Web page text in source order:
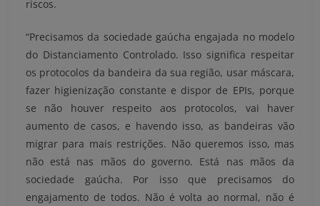
riscos.
“Precisamos da sociedade gaúcha engajada no modelo
do Distanciamento Controlado. Isso significa respeitar
os protocolos da bandeira da sua região, usar máscara,
fazer higienização constante e dispor de EPIs, porque
se não houver respeito aos protocolos, vai haver
aumento de casos, e havendo isso, as bandeiras vão
migrar para mais restrições. Não queremos isso, mas
não está nas mãos do governo. Está nas mãos da
sociedade gaúcha. Por isso que precisamos do
engajamento de todos. Não é volta ao normal, não é